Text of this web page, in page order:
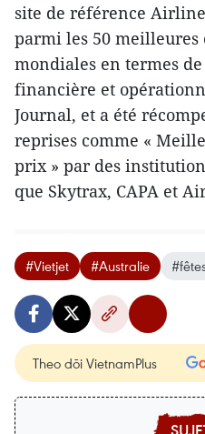
site de référence
parmi les 50 meilleures
mondiales en termes
financière et
Journal, et a été
reprises comme «
prix » par des
que Skytrax, CAPA et
#Vietjet #Australie
Theo dõi VietnamPlus